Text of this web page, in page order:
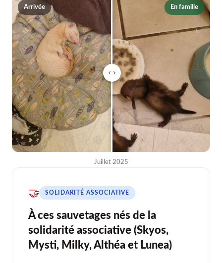
Arrivée En famille
Juillet 2025
🤝 SOLIDARITÉ ASSOCIATIVE
À ces sauvetages nés de la
solidarité associative (Skyos,
Mysti, Milky, Althéa et Lunea)